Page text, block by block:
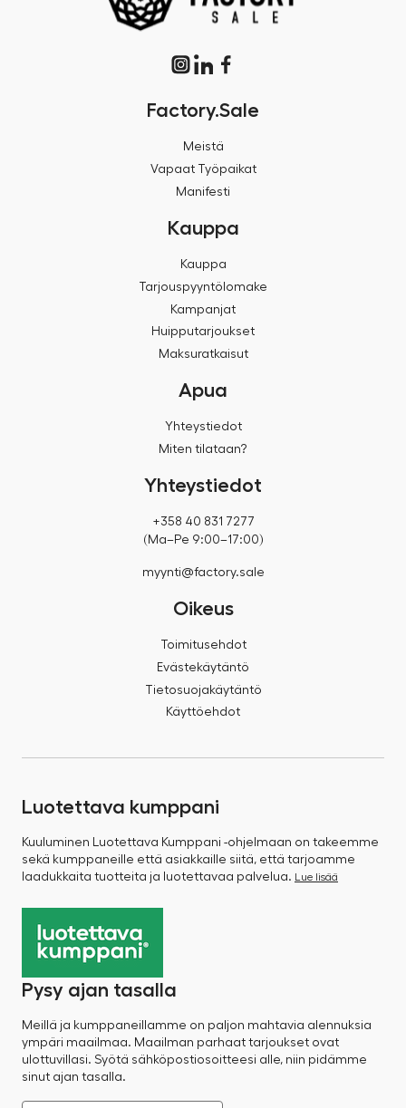
Factory.Sale
Meistä
Vapaat Työpaikat
Manifesti
Kauppa
Kauppa
Tarjouspyyntölomake
Kampanjat
Huipputarjoukset
Maksuratkaisut
Apua
Yhteystiedot
Miten tilataan?
Yhteystiedot
+358 40 831 7277
(Ma–Pe 9:00–17:00)
myynti@factory.sale
Oikeus
Toimitusehdot
Evästekäytäntö
Tietosuojakäytäntö
Käyttöehdot
Luotettava kumppani
Kuuluminen Luotettava Kumppani -ohjelmaan on takeemme
sekä kumppaneille että asiakkaille siitä, että tarjoamme
laadukkaita tuotteita ja luotettavaa palvelua.
Lue lisää
Pysy ajan tasalla
Meillä ja kumppaneillamme on paljon mahtavia alennuksia
ympäri maailmaa. Maailman parhaat tarjoukset ovat
ulottuvillasi. Syötä sähköpostiosoitteesi alle, niin pidämme
sinut ajan tasalla.